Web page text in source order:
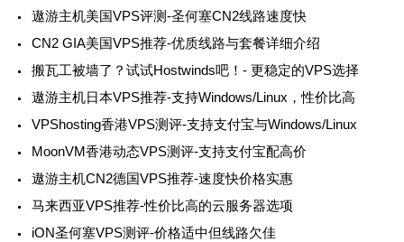
遨游主机美国VPS评测-圣何塞CN2线路速度快
CN2 GIA美国VPS推荐-优质线路与套餐详细介绍
搬瓦工被墙了？试试Hostwinds吧！- 更稳定的VPS选择
遨游主机日本VPS推荐-支持Windows/Linux，性价比高
VPShosting香港VPS测评-支持支付宝与Windows/Linux
MoonVM香港动态VPS测评-支持支付宝配高价
遨游主机CN2德国VPS推荐-速度快价格实惠
马来西亚VPS推荐-性价比高的云服务器选项
iON圣何塞VPS测评-价格适中但线路欠佳